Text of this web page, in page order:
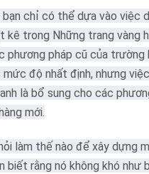
chỉ có thể dựa vào việc
kê trong Những trang vàng
phương pháp cũ của trường
độ nhất định, nhưng
là bổ sung cho các
mới.
làm thế nào để xây dựng
biết rằng nó không khó như